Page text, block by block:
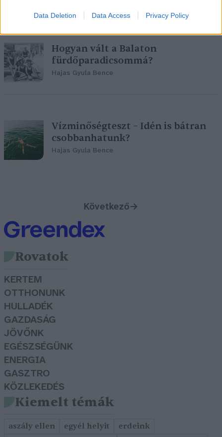
Data Deletion Data Access Privacy Policy
Hogyan vált a Balaton
fürdőparadicsommá?
Hajas Gyula Bence
Vízminőségteszt – Idén is bátran
csobbanhatunk?
Hajas Gyula Bence
Következő→
Rovatok
KERTEM
OTTHONUNK
HULLADÉK
GAZDASÁG
JÖVŐNK
EGÉSZSÉGÜNK
ENERGIA
GASZTRO
KÖZLEKEDÉS
Kiemelt témák
aszály ellen egyél helyit
erdeink